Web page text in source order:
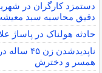
دستمزد کارگران در
دقیق محاسبه سبد
حادثه هولناک در پاساژ علاءالدین؛ ۶ نفر به
همسر و دخترش